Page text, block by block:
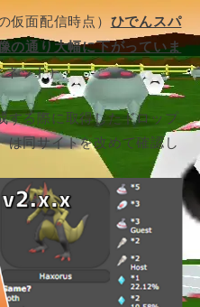
仮面配信時点） ひでんスパ
の通り大幅に下がっていま
ネット）
る際に取得したドロップ
同サイトを改めて確認し